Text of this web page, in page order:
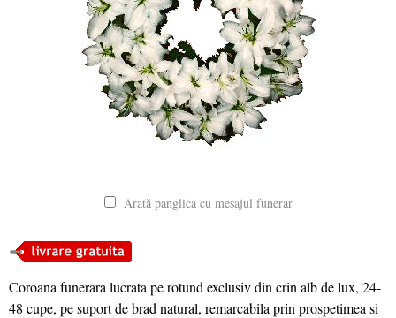
Arată panglica cu mesajul funerar
Coroana funerara lucrata pe rotund exclusiv din crin alb de lux, 24-
48 cupe, pe suport de brad natural, remarcabila prin prospetimea si